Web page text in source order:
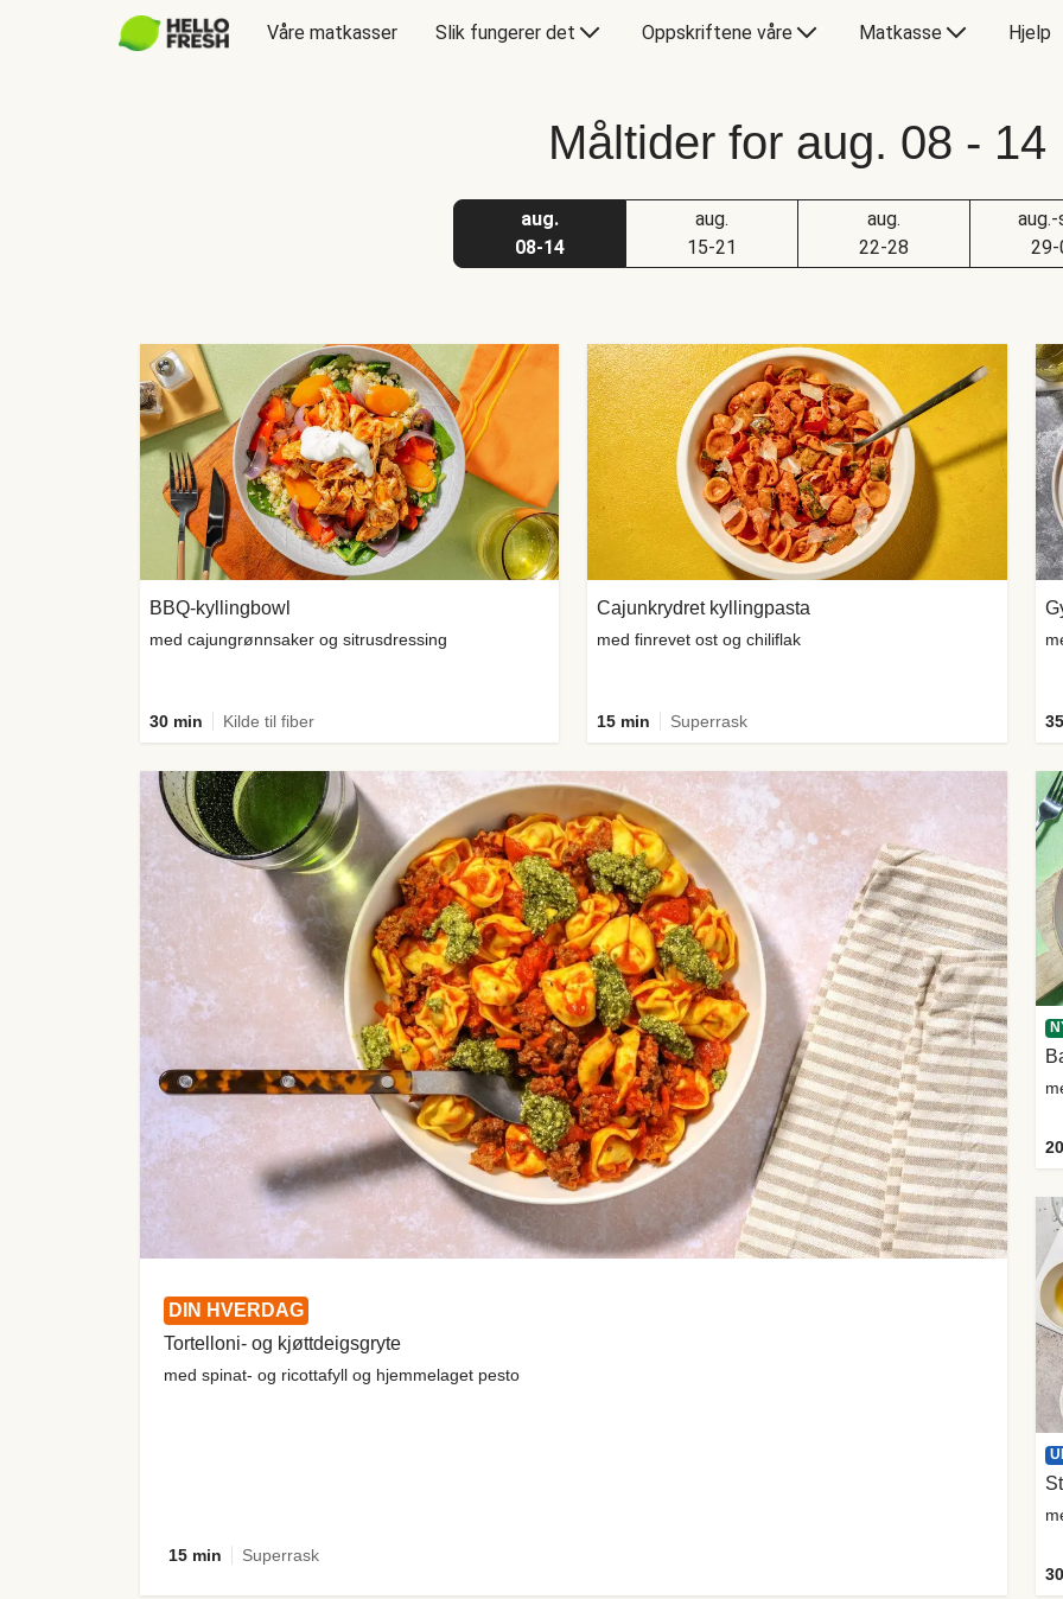
Våre matkasser Slik fungerer det Oppskriftene våre Matkasse Hjelp
Måltider for aug. 08 - 14
aug.
08-14
aug.
15-21
aug.
22-28
aug.-
29-
DIN HVERDAG
Tortelloni- og kjøttdeigsgryte
med spinat- og ricottafyll og hjemmelaget pesto
15 min Superrask
BBQ-kyllingbowl
med cajungrønnsaker og sitrusdressing
30 min Kilde til fiber
Cajunkrydret kyllingpasta
med finrevet ost og chiliflak
15 min Superrask